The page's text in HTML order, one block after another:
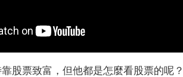
股票致富，但他都是怎麼看股票的呢